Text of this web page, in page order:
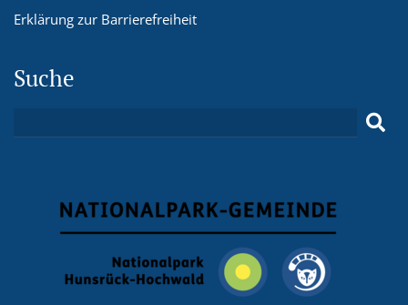
Erklärung zur Barrierefreiheit
Suche